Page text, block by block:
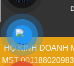
HỘ KINH DOANH
MST